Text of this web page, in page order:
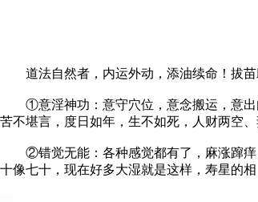
道法自然者，内运外动，添油续命！拔苗
①意淫神功：意守穴位，意念搬运，意出肉
苦不堪言，度日如年，生不如死，人财两空、
②错觉无能：各种感觉都有了，麻涨蹿痒
十像七十，现在好多大湿就是这样，寿星的